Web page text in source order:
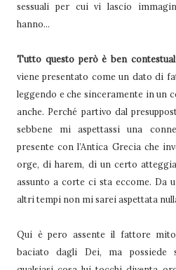
sessuali per cui vi lascio
hanno…
Tutto questo però è ben
viene presentato come un dato di
leggendo e che sinceramente in un
anche. Perché partivo dal
sebbene mi aspettassi una
presente con l’Antica Grecia che
orge, di harem, di un certo
assunto a corte ci sta eccome. Da
altri tempi non mi sarei aspettata
Qui è pero assente il fattore
baciato dagli Dei, ma possiede